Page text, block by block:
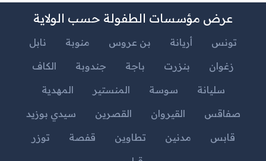
عرض مؤسسات الطفولة حسب الولاية
تونس أريانة بن عروس منوبة
نابل
زغوان
بنزرت باجة جندوبة
الكاف
سليانة
سوسة المنستير
المهدية
صفاقس
القيروان القصرين
سيدي بوزيد
قابس
مدنين تطاوين قفصة
توزر